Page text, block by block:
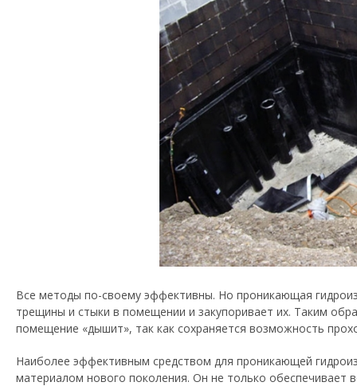
Все методы по-своему эффективны. Но проникающая
трещины и стыки в помещении и закупоривает их. Таким
помещение «дышит», так как сохраняется возможность
Наиболее эффективным средством для проникающей
материалом нового поколения. Он не только